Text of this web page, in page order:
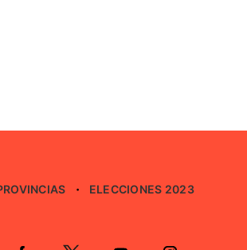
ELECCIONES 2023